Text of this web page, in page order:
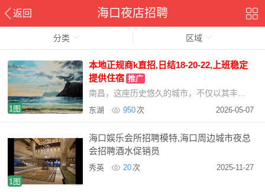
返回 海口夜店招聘
分类 区域
1图
本地正规商k直招,日结18-20-22,上班稳定
提供住宿 推广
南昌，这座历史悠久的城市，不仅以其丰富的文化遗产和美丽的自然景观吸引着游客，更以其繁荣
东湖 950次 2026-05-07
1图
海口娱乐会所招聘模特,海口周边城市夜总
会招聘酒水促销员
秀英 20 次 2025-11-27